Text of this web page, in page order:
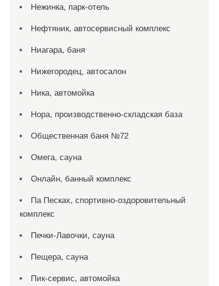
Нежинка, парк-отель
Нефтяник, автосервисный комплекс
Ниагара, баня
Нижегородец, автосалон
Ника, автомойка
Нора, производственно-складская база
Общественная баня №72
Омега, сауна
Онлайн, банный комплекс
Па Песках, спортивно-оздоровительный
комплекс
Печки-Лавочки, сауна
Пещера, сауна
Пик-сервис, автомойка